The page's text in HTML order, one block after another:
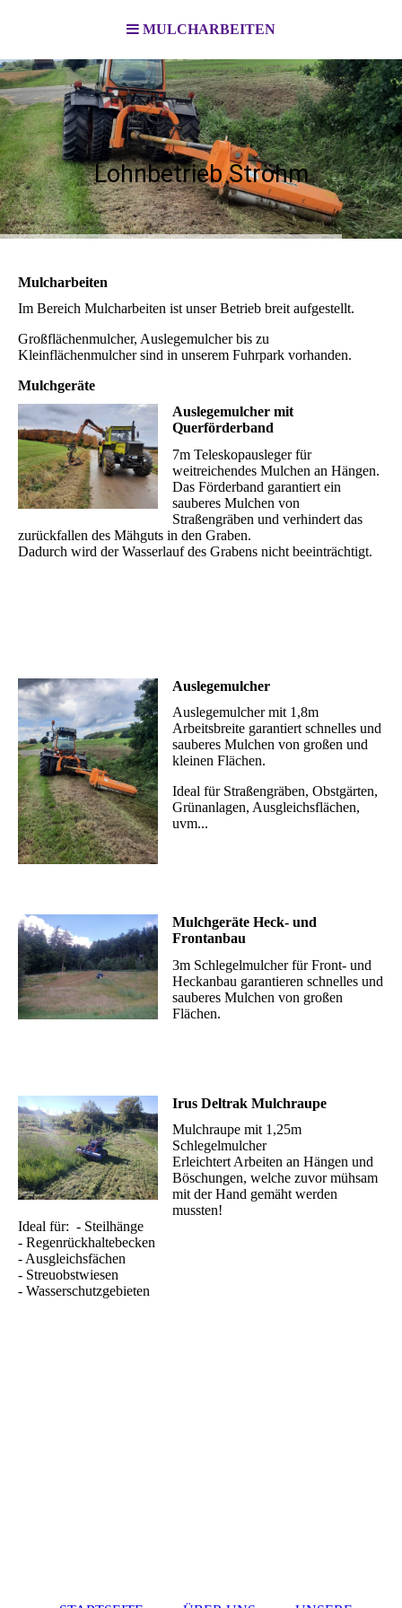
MULCHARBEITEN
Lohnbetrieb Ströhm
Mulcharbeiten
Im Bereich Mulcharbeiten ist unser Betrieb breit aufgestellt.
Großflächenmulcher, Auslegemulcher bis zu
Kleinflächenmulcher sind in unserem Fuhrpark vorhanden.
Mulchgeräte
Auslegemulcher mit
Querförderband
7m Teleskopausleger für
weitreichendes Mulchen an Hängen.
Das Förderband garantiert ein
sauberes Mulchen von
Straßengräben und verhindert das
zurückfallen des Mähguts in den Graben.
Dadurch wird der Wasserlauf des Grabens nicht beeinträchtigt.
Auslegemulcher
Auslegemulcher mit 1,8m
Arbeitsbreite garantiert schnelles und
sauberes Mulchen von großen und
kleinen Flächen.
Ideal für Straßengräben, Obstgärten,
Grünanlagen, Ausgleichsflächen,
uvm...
Mulchgeräte Heck- und
Frontanbau
3m Schlegelmulcher für Front- und
Heckanbau garantieren schnelles und
sauberes Mulchen von großen
Flächen.
Irus Deltrak Mulchraupe
Mulchraupe mit 1,25m
Schlegelmulcher
Erleichtert Arbeiten an Hängen und
Böschungen, welche zuvor mühsam
mit der Hand gemäht werden
mussten!
Ideal für: - Steilhänge
- Regenrückhaltebecken
- Ausgleichsfächen
- Streuobstwiesen
- Wasserschutzgebieten